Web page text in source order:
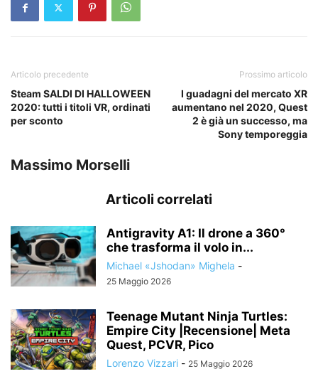
Articolo precedente
Steam SALDI DI HALLOWEEN
2020: tutti i titoli VR, ordinati
per sconto
Prossimo articolo
I guadagni del mercato XR
aumentano nel 2020, Quest
2 è già un successo, ma
Sony temporeggia
Massimo Morselli
Articoli correlati
Antigravity A1: Il drone a 360°
che trasforma il volo in...
Michael «Jshodan» Mighela -
25 Maggio 2026
Teenage Mutant Ninja Turtles:
Empire City |Recensione| Meta
Quest, PCVR, Pico
Lorenzo Vizzari - 25 Maggio 2026